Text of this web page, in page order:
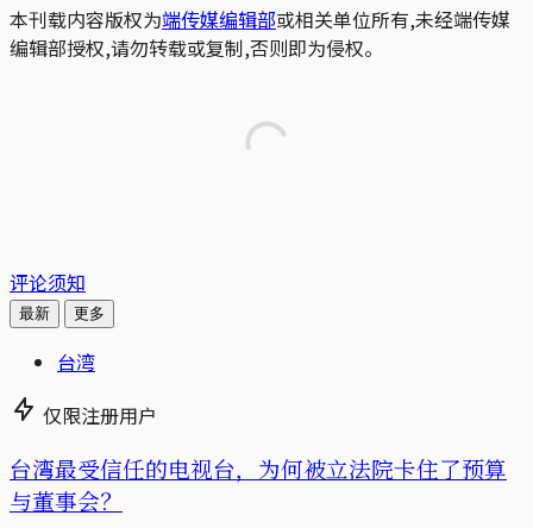
本刊载内容版权为端传媒编辑部或相关单位所有,未经端传媒
编辑部授权,请勿转载或复制,否则即为侵权。
评论须知
最新 更多
台湾
仅限注册用户
台湾最受信任的电视台，为何被立法院卡住了预算
与董事会？